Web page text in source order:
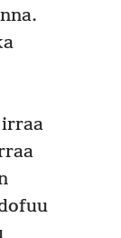
irraa